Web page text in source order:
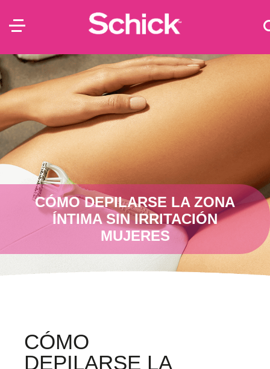
CÓMO DEPILARSE LA ZONA
ÍNTIMA SIN IRRITACIÓN
MUJERES
CÓMO
DEPILARSE LA